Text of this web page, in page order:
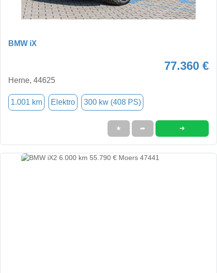
BMW iX
77.360 €
Herne, 44625
1.001 km Elektro 300 kw (408 PS)
★ ➦ ➜